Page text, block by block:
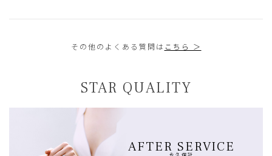
その他のよくある質問は こちら ＞
STAR QUALITY
AFTER SERVICE